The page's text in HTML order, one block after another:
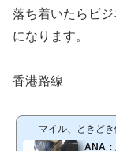
落ち着いたらビ
になります。
香港路線
マイル、ときど
ANA：